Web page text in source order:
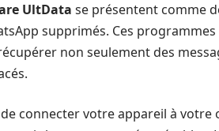
UltData se présentent comme
supprimés. Ces
non seulement des
connecter votre appareil à